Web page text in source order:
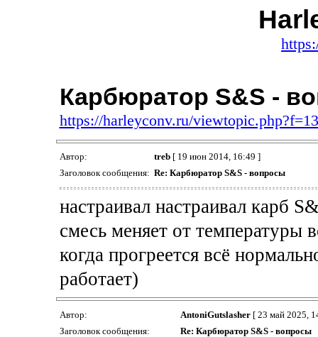
Карбюратор S&S -
https://harleyconv.ru/
Автор: treb[ 19 июн 2014, 16:49 ]
Заголовок сообщения: Re: Карбюратор S&S - вопросы
настраивал настраивал карб
смесь меняет от температуры
когда прогреется всё
работает)
Автор: AntoniGutslasher[ 23 май 2025,
Заголовок сообщения:
Re: Карбюратор S&S - вопросы